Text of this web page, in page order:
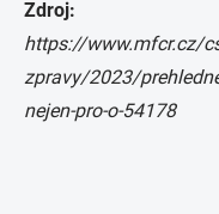
Zdroj:
https://www.mfcr.cz/
zpravy/2023/
nejen-pro-o-54178